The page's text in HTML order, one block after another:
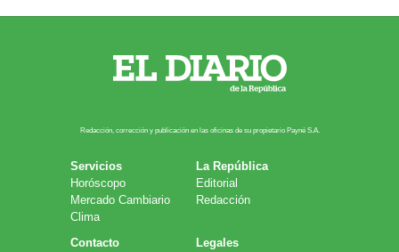
Redacción, corrección y publicación en las oficinas de su propietario Payn​é S.A.
Servicios
Horóscopo
Mercado Cambiario
Clima
La República
Editorial
Redacción
Contacto
Legales